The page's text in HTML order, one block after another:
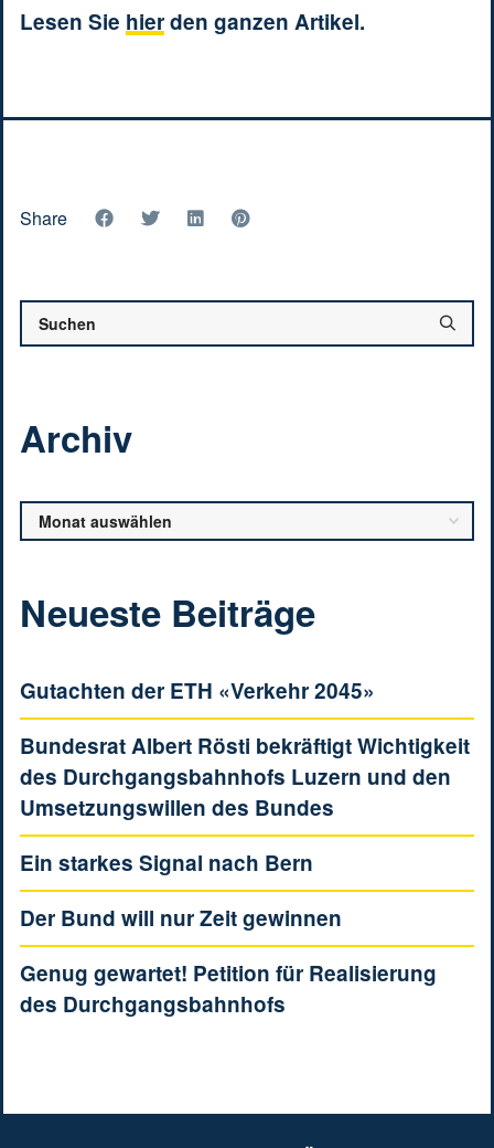
Lesen Sie hierden ganzen Artikel.
Share
Archiv
Archiv
Neueste Beiträge
Gutachten der ETH «Verkehr 2045»
Bundesrat Albert Rösti bekräftigt Wichtigkeit
des Durchgangsbahnhofs Luzern und den
Umsetzungswillen des Bundes
Ein starkes Signal nach Bern
Der Bund will nur Zeit gewinnen
Genug gewartet! Petition für Realisierung
des Durchgangsbahnhofs